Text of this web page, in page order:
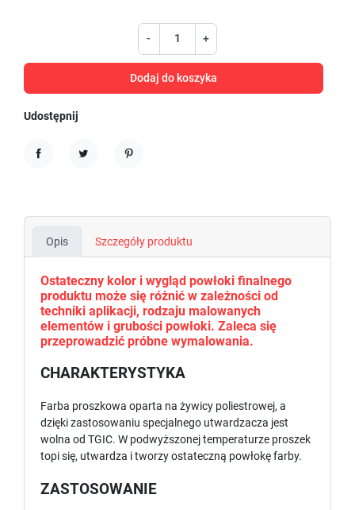
- +
Dodaj do koszyka
Udostępnij
Opis Szczegóły produktu
Ostateczny kolor i wygląd powłoki finalnego
produktu może się różnić w zależności od
techniki aplikacji, rodzaju malowanych
elementów i grubości powłoki. Zaleca się
przeprowadzić próbne wymalowania.
CHARAKTERYSTYKA
Farba proszkowa oparta na żywicy poliestrowej, a
dzięki zastosowaniu specjalnego utwardzacza jest
wolna od TGIC. W podwyższonej temperaturze proszek
topi się, utwardza i tworzy ostateczną powłokę farby.
ZASTOSOWANIE